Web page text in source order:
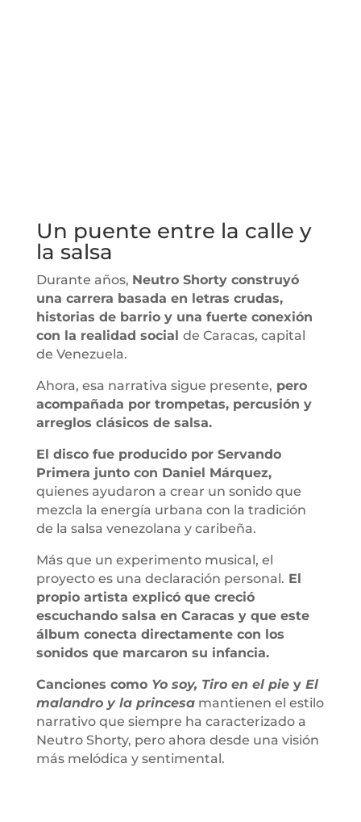
Un puente entre la calle y
la salsa
Durante años, Neutro Shorty construyó
una carrera basada en letras crudas,
historias de barrio y una fuerte conexión
con la realidad social de Caracas, capital
de Venezuela.
Ahora, esa narrativa sigue presente, pero
acompañada por trompetas, percusión y
arreglos clásicos de salsa.
El disco fue producido por Servando
Primera junto con Daniel Márquez,
quienes ayudaron a crear un sonido que
mezcla la energía urbana con la tradición
de la salsa venezolana y caribeña.
Más que un experimento musical, el
proyecto es una declaración personal. El
propio artista explicó que creció
escuchando salsa en Caracas y que este
álbum conecta directamente con los
sonidos que marcaron su infancia.
Canciones como Yo soy, Tiro en el pieyEl
malandro y la princesamantienen el estilo
narrativo que siempre ha caracterizado a
Neutro Shorty, pero ahora desde una visión
más melódica y sentimental.